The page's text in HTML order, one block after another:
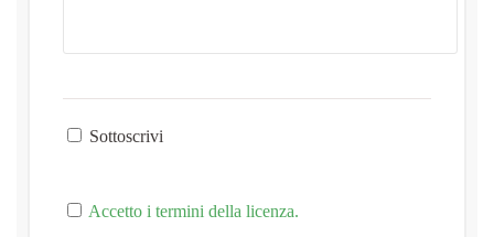
Sottoscrivi
Accetto i termini della licenza.